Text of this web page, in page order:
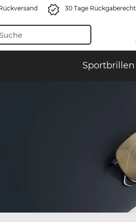
30 Tage Rückgaberecht
Sportbrillen